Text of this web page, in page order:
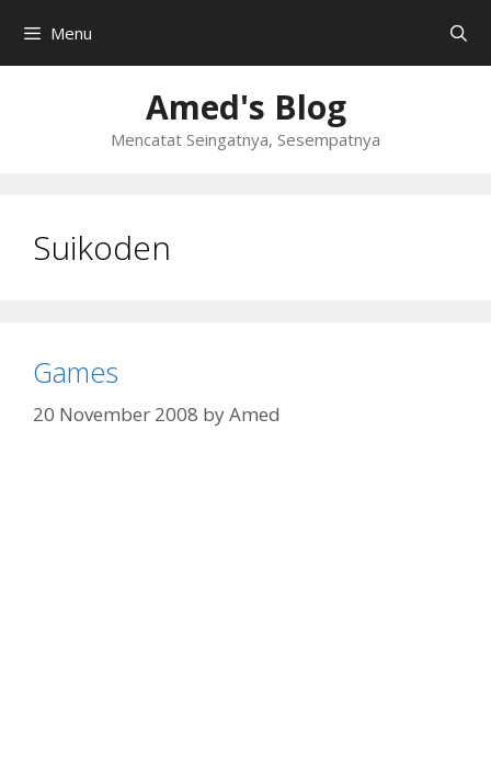
content
Menu
Amed's Blog
Mencatat Seingatnya, Sesempatnya
Suikoden
Games
20 November 2008 byAmed